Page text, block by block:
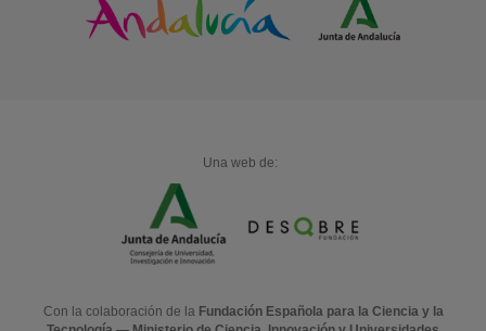
Una web de:
Con la colaboración de la Fundación Española para la Ciencia y la